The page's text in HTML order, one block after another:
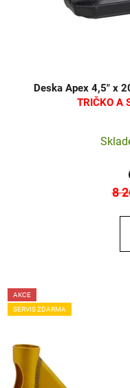
Deska Apex 4,5" x
TRIČKO A
8
AKCE
SERVIS ZDARMA